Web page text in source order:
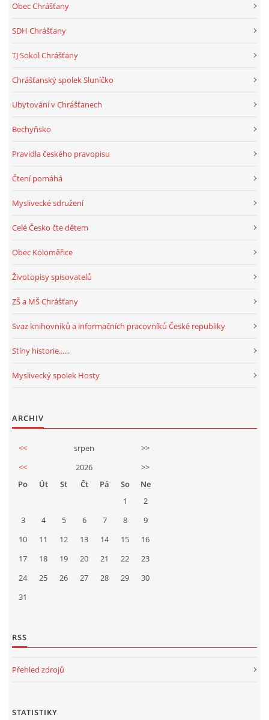
Obec Chrášťany
SDH Chrášťany
TJ Sokol Chrášťany
Chrášťanský spolek Sluníčko
Ubytování v Chrášťanech
Bechyňsko
Pravidla českého pravopisu
Čtení pomáhá
Myslivecké sdružení
Celé Česko čte dětem
Obec Koloměřice
Životopisy spisovatelů
ZŠ a MŠ Chrášťany
Svaz knihovníků a informačních pracovníků České republiky
Stíny historie......
Myslivecký spolek Hosty
ARCHIV
<< srpen
>>
<<
2026
>>
Po
Út St Čt Pá So
Ne
1
2
3
4 5 6 7 8
9
10
11 12 13 14 15
16
17
18 19 20 21 22
23
24
25 26 27 28 29
30
31
RSS
Přehled zdrojů
STATISTIKY